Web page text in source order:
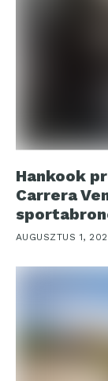
Hankook
Carrera
AUGUSZTUS 1,